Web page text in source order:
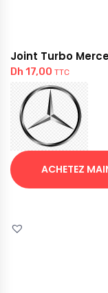
Joint Turbo
Dh 17,00 TTC
ACHETEZ